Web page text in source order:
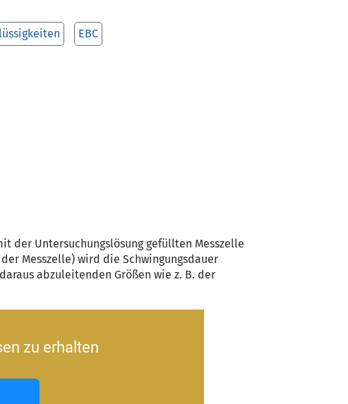
EBC
der Untersuchungslösung gefüllten Messzelle
Messzelle) wird die Schwingungs­dauer
abzuleitenden Größen wie z. B. der
zu erhalten